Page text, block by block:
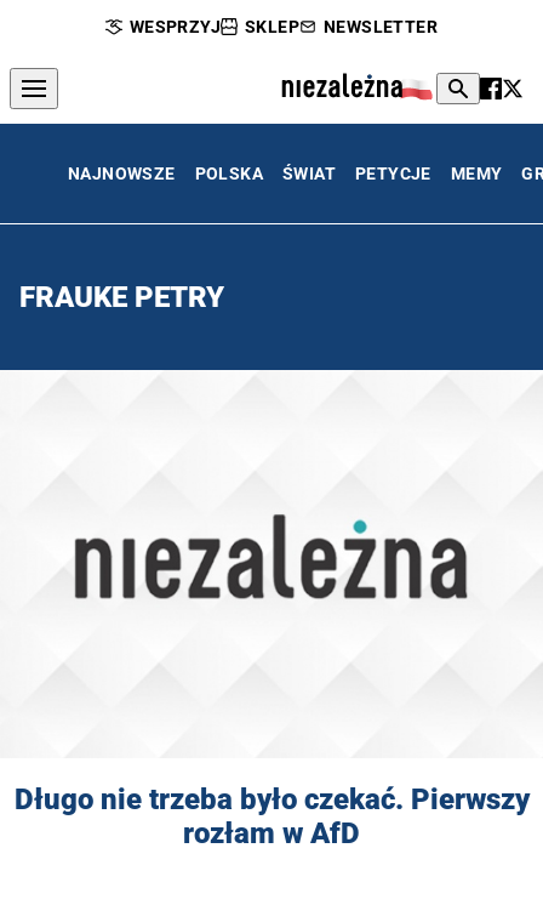
WESPRZYJ SKLEP NEWSLETTER
NAJNOWSZE POLSKA ŚWIAT PETYCJE MEMY
FRAUKE PETRY
Długo nie trzeba było czekać. Pierwszy
rozłam w AfD